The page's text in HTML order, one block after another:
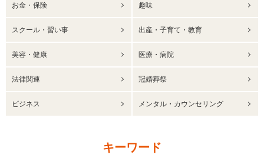
お金・保険 趣味
スクール・習い事 出産・子育て・教育
美容・健康 医療・病院
法律関連 冠婚葬祭
ビジネス メンタル・カウンセリング
キーワード